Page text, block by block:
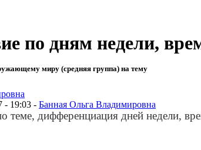
по дням недели,
миру (средняя группа) на тему
- 19:03 - Банная Ольга Владимировна
теме, дифференциация дней недели,